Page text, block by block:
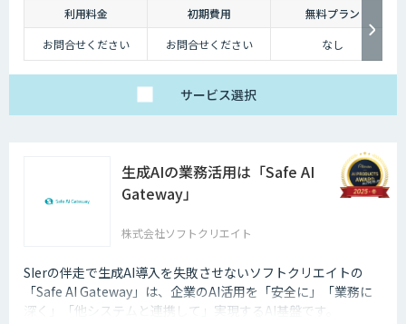
利用料金 初期費用
無料プラン
お問合せください
お問合せください なし
サービス選択
生成AIの業務活用は「Safe AI
Gateway」
株式会社ソフトクリエイト
SIerの伴走で生成AI導入を失敗させないソフトクリエイトの
「Safe AI Gateway」は、企業のAI活用を「安全に」「業務に
深く」「他システムと連携して」実現するAI基盤です。